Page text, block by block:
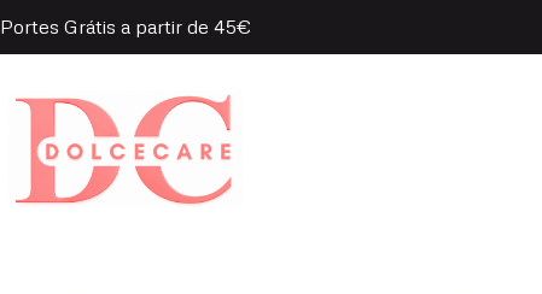
Portes Grátis a partir de 45€
Lattafa Pride Nebras Unissexo Eau
de Parfum
28,95€